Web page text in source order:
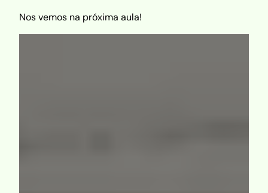
Nos vemos na próxima aula!